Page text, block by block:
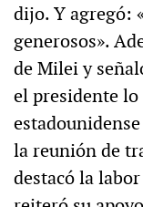
dijo. Y agregó:
generosos».
de Milei y
el presidente
la reunión de
destacó la